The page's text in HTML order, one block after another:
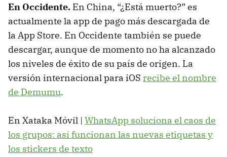
En Occidente. En China, “¿Está muerto?” es
actualmente la app de pago más descargada de
la App Store. En Occidente también se puede
descargar, aunque de momento no ha alcanzado
los niveles de éxito de su país de origen. La
versión internacional para iOS recibe el nombre
de Demumu.
En Xataka Móvil | WhatsApp soluciona el caos de
los grupos: así funcionan las nuevas etiquetas y
los stickers de texto